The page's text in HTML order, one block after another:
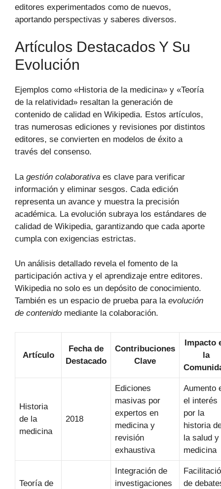
editores experimentados como de nuevos,
aportando perspectivas y saberes diversos.
Artículos Destacados Y Su
Evolución
Ejemplos como «Historia de la medicina» y «Teoría
de la relatividad» resaltan la generación de
contenido de calidad en Wikipedia. Estos artículos,
tras numerosas ediciones y revisiones por distintos
editores, se convierten en modelos de éxito a
través del consenso.
La gestión colaborativa es clave para verificar
información y eliminar sesgos. Cada edición
representa un avance y muestra la precisión
académica. La evolución subraya los estándares de
calidad de Wikipedia, garantizando que cada aporte
cumpla con exigencias estrictas.
Un análisis detallado revela el fomento de la
participación activa y el aprendizaje entre editores.
Wikipedia no solo es un depósito de conocimiento.
También es un espacio de prueba para la evolución
de contenido mediante la colaboración.
Artículo
Fecha de
Destacado
Contribuciones
Clave
Impacto
la
Historia
de la
medicina
2018
Ediciones
masivas por
expertos en
medicina y
revisión
exhaustiva
Aumento
el interés
por la
historia
la salud y
medicina
Teoría de
Integración de
investigaciones
de